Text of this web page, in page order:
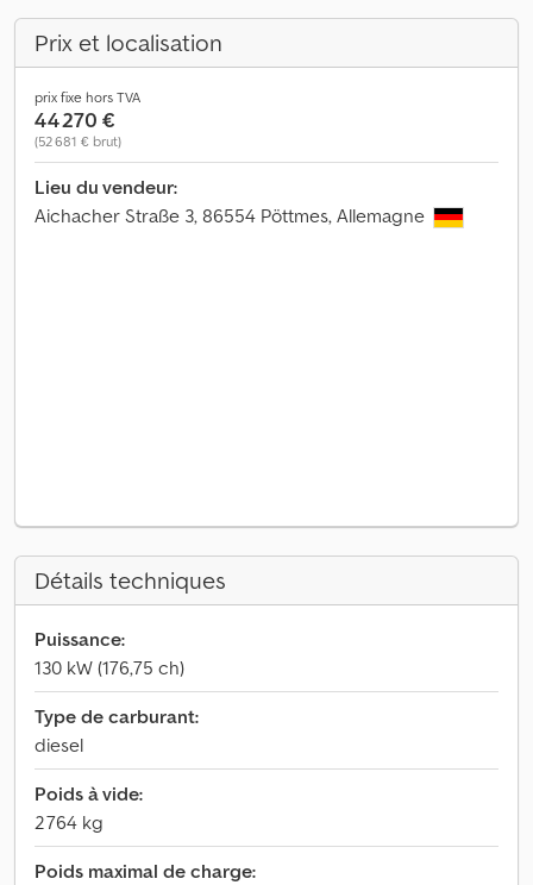
Prix et localisation
prix fixe hors TVA
44 270 €
(52 681 € brut)
Lieu du vendeur:
Aichacher Straße 3, 86554 Pöttmes, Allemagne
Détails techniques
Puissance:
130 kW (176,75 ch)
Type de carburant:
diesel
Poids à vide:
2 764 kg
Poids maximal de charge: